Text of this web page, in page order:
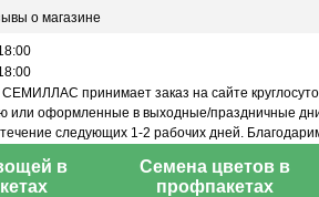
о магазине
принимает заказ на сайте
или оформленные в выходные/праздничные
следующих 1-2 рабочих дней.
в
Семена цветов в
профпакетах